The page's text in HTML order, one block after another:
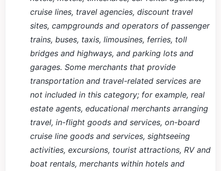
cruise lines, travel agencies, discount travel
sites, campgrounds and operators of passenger
trains, buses, taxis, limousines, ferries, toll
bridges and highways, and parking lots and
garages. Some merchants that provide
transportation and travel-related services are
not included in this category; for example, real
estate agents, educational merchants arranging
travel, in-flight goods and services, on-board
cruise line goods and services, sightseeing
activities, excursions, tourist attractions, RV and
boat rentals, merchants within hotels and